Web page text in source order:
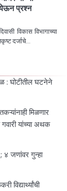
येऊन प्रश्न
विकास विभागाच्या
दर्जाचे…
: घोटीतील घटनेने
मिळणार
यांच्या अथक
४ जणांवर गुन्हा
विद्यार्थ्यांची